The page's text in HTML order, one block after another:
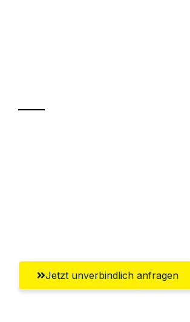
Jetzt unverbindlich anfragen